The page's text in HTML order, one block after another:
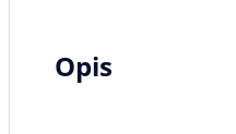
Opis